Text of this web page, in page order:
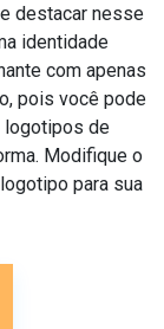
destacar nesse
identidade
com apenas
pois você pode
logotipos de
Modifique o
para sua